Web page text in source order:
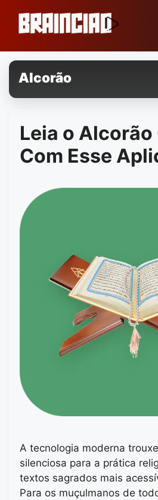
conteúdo
Alcorão
Leia o Alcorão
Com Esse
A tecnologia moderna
silenciosa para a prática
textos sagrados mais
Para os muçulmanos de